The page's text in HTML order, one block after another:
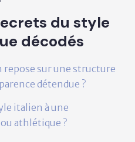
du style
décodés
sur une structure
détendue ?
italien à une
athlétique ?